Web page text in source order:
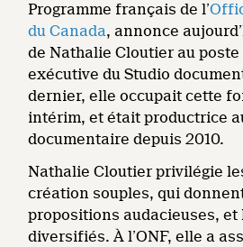
Programme français de l’
du Canada, annonce
de Nathalie Cloutier au
exécutive du Studio
dernier, elle occupait cette
intérim, et était productrice
documentaire depuis 2010.
Nathalie Cloutier privilégie
création souples, qui
propositions audacieuses, et
diversifiés. À l’ONF, elle a